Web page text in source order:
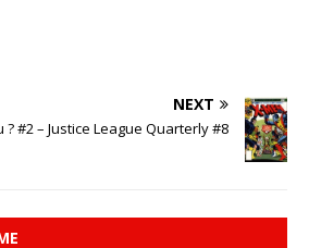
NEXT
? #2 – Justice League Quarterly #8